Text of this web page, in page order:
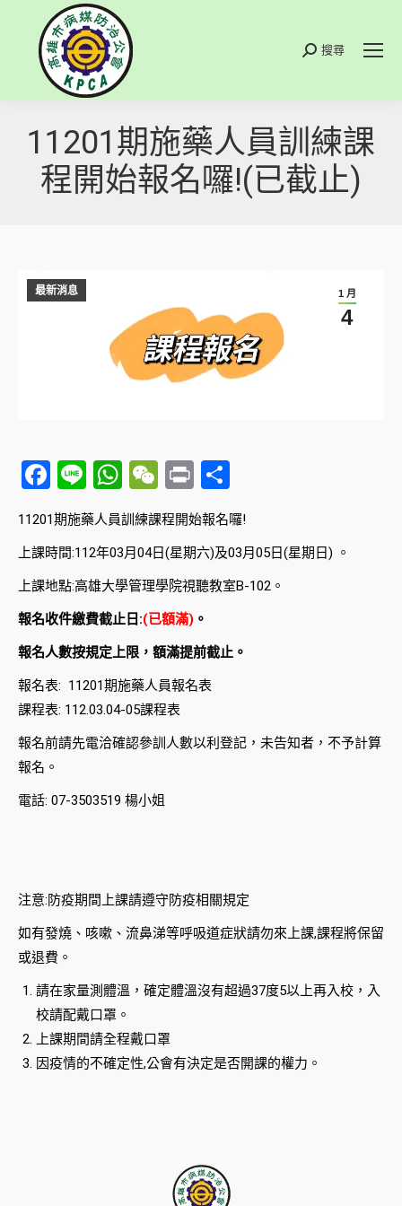
搜 搜尋
11201期施藥人員訓練課
程開始報名囉!(已截止)
1 月
4
最新消息
Facebook
LineWhatsApp
WeChat
Print
11201期施藥人員訓練課程開始報名囉!
上課時間:112年03月04日(星期六)及03月05日(星期日) 。
上課地點:高雄大學管理學院視聽教室B-102。
報名收件繳費截止日:(已額滿) 。
報名人數按規定上限，額滿提前截止。
報名表: 11201期施藥人員報名表
課程表: 112.03.04-05課程表
報名前請先電洽確認參訓人數以利登記，未告知者，不予計算
報名。
電話: 07-3503519 楊小姐
注意:防疫期間上課請遵守防疫相關規定
如有發燒、咳嗽、流鼻涕等呼吸道症狀請勿來上課,課程將保留
或退費。
請在家量測體溫，確定體溫沒有超過37度5以上再入校，入
校請配戴口罩。
上課期間請全程戴口罩
因疫情的不確定性,公會有決定是否開課的權力。